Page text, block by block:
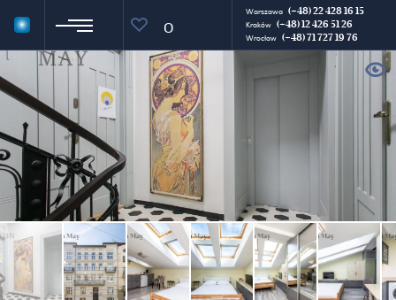
0
Warszawa (+48) 22 428 16 15
Kraków (+48) 12 426 51 26
Wrocław (+48) 71 727 19 76